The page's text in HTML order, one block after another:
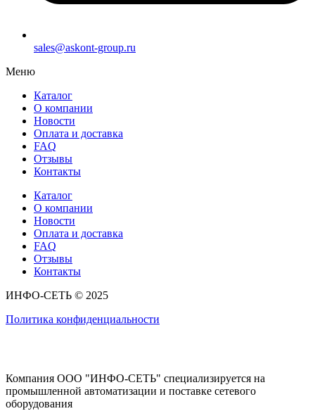
sales@askont-group.ru
Меню
Каталог
О компании
Новости
Оплата и доставка
FAQ
Отзывы
Контакты
Каталог
О компании
Новости
Оплата и доставка
FAQ
Отзывы
Контакты
ИНФО-СЕТЬ © 2025
Политика конфиденциальности
Компания ООО "ИНФО-СЕТЬ" специализируется на
промышленной автоматизации и поставке сетевого
оборудования